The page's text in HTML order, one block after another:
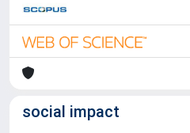
social impact